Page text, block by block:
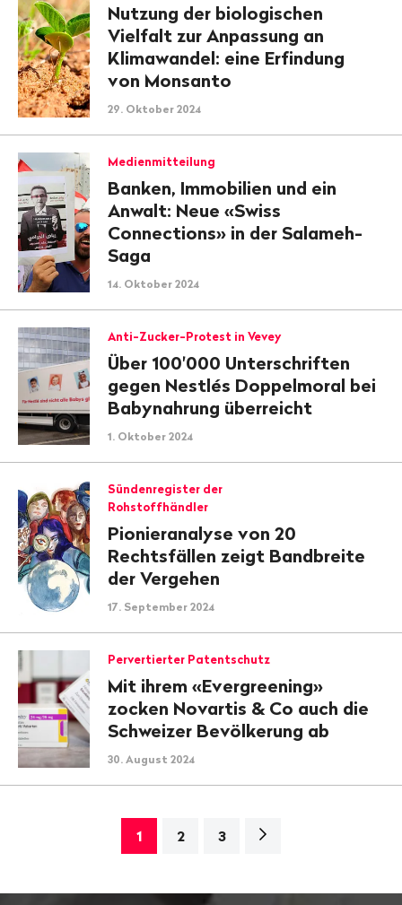
Nutzung der biologischen
Vielfalt zur Anpassung an
Klimawandel: eine Erfindung
von Monsanto
29. Oktober 2024
Medienmitteilung
Banken, Immobilien und ein
Anwalt: Neue «Swiss
Connections» in der Salameh-
Saga
14. Oktober 2024
Anti-Zucker-Protest in Vevey
Über 100'000 Unterschriften
gegen Nestlés Doppelmoral bei
Baby­nahrung überreicht
1. Oktober 2024
Sündenregister der
Rohstoffhändler
Pionieranalyse von 20
Rechtsfällen zeigt Bandbreite
der Vergehen
17. September 2024
Pervertierter Patentschutz
Mit ihrem «Evergreening»
zocken Novartis & Co auch die
Schweizer Bevölkerung ab
30. August 2024
1 2 3
Nächste